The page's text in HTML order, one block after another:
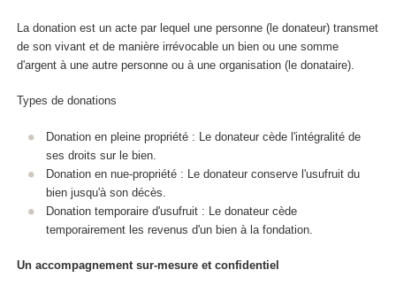
La donation est un acte par lequel une personne (le donateur) transmet
de son vivant et de manière irrévocable un bien ou une somme
d'argent à une autre personne ou à une organisation (le donataire).
Types de donations
Donation en pleine propriété : Le donateur cède l'intégralité de
ses droits sur le bien.
Donation en nue-propriété : Le donateur conserve l'usufruit du
bien jusqu'à son décès.
Donation temporaire d'usufruit : Le donateur cède
temporairement les revenus d'un bien à la fondation.
Un accompagnement sur-mesure et confidentiel